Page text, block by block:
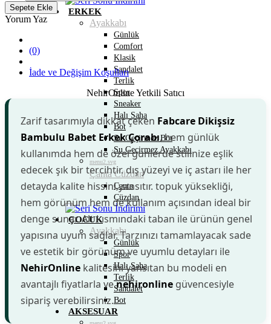
ERKEK
Ayakkabı
Günlük
Comfort
Klasik
Sandalet
Terlik
Spor
Sneaker
Halı Saha
Bot
Su Geçirmez Bot
Su Geçirmez Ayakkabı
menu2.svg
Çanta Cüzdan
Çanta
Cüzdan
ÇOCUK
Ayakkabı
Günlük
Spor
Halı Saha
Terlik
Sandalet
Bot
AKSESUAR
Yorum Yaz
(0)
İade ve Değişim Koşulları
NehirOnline Yetkili Satıcı
Zarif tasarımıyla dikkat çeken Fabcare Dikişsiz
Bambulu Babet Erkek Çorabı, hem günlük
kullanımda hem de özel günlerde stilinize eşlik
edecek şık bir tercihtir.dış yüzeyi ve iç astarı ile her
detayda kalite hissini yansıtır. topuk yüksekliği,
hem görünüm hem de kullanım açısından ideal bir
denge sunar. Alt kısmındaki taban ile ürünün genel
yapısına uyum sağlar. Tarzınızı tamamlayacak sade
ve estetik bir görünüm ve uyumlu detayları ile
NehirOnline kalitesini yansıtan bu modeli en
avantajlı fiyatlarla venehironline güvencesiyle
sipariş verebilirsiniz.